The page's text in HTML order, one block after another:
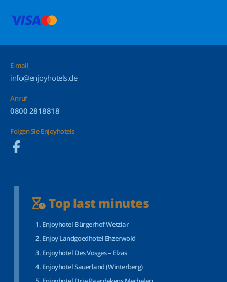
E-mail
info@enjoyhotels.de
Anruf
0800 2818818
Folgen Sie Enjoyhotels
Top last minutes
Enjoyhotel Bürgerhof Wetzlar
Enjoy Landgoedhotel Ehzerwold
Enjoyhotel Des Vosges – Elzas
Enjoyhotel Sauerland (Winterberg)